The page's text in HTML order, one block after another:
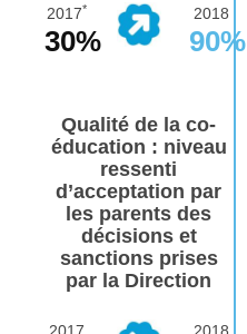
2017*
30%
2018
90%
Qualité de la co-
éducation : niveau
ressenti
d’acceptation par
les parents des
décisions et
sanctions prises
par la Direction